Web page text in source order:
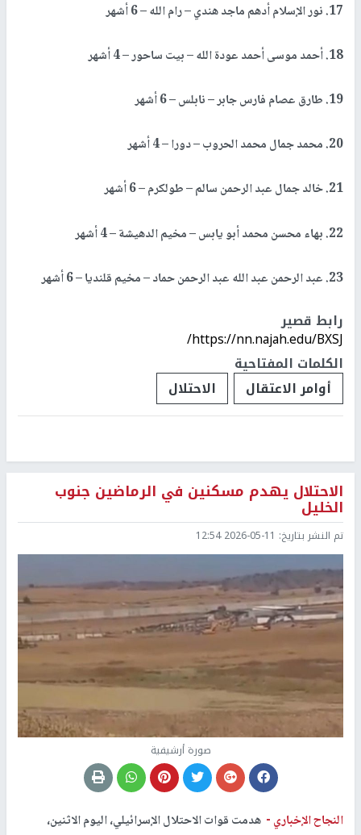
17. نور الإسلام أدهم ماجد هندي – رام الله – 6 أشهر
18. أحمد موسى أحمد عودة الله – بيت ساحور – 4 أشهر
19. طارق عصام فارس جابر – نابلس – 6 أشهر
20. محمد جمال محمد الحروب – دورا – 4 أشهر
21. خالد جمال عبد الرحمن سالم – طولكرم – 6 أشهر
22. بهاء محسن محمد أبو يابس – مخيم الدهيشة – 4 أشهر
23. عبد الرحمن عبد الله عبد الرحمن حماد – مخيم قلنديا – 6 أشهر
رابط قصير
https://nn.najah.edu/BXSJ/
الكلمات المفتاحية
أوامر الاعتقال
الاحتلال
الاحتلال يهدم مسكنين في الرماضين جنوب
الخليل
تم النشر بتاريخ: 2026-05-11 12:54
صورة أرشيفية
النجاح الإخباري - هدمت قوات الاحتلال الإسرائيلي، اليوم الاثنين،